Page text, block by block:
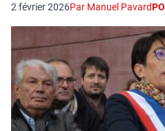
2 février 2026Par Manuel Pavard